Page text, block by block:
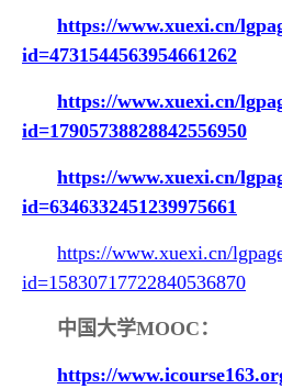
https://www.xuexi.cn/
id=4731544563954661262
https://www.xuexi.cn/
id=17905738828842556950
https://www.xuexi.cn/
id=6346332451239975661
https://www.xuexi.cn/
id=15830717722840536870
中国大学MOOC ：
https://